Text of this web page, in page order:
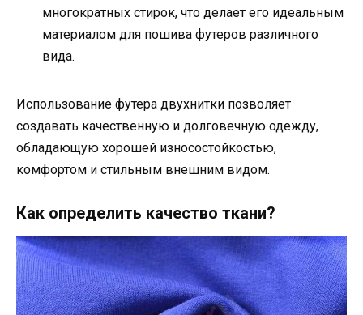
многократных стирок, что делает его идеальным
материалом для пошива футеров различного
вида.
Использование футера двухнитки позволяет
создавать качественную и долговечную одежду,
обладающую хорошей износостойкостью,
комфортом и стильным внешним видом.
Как определить качество ткани?